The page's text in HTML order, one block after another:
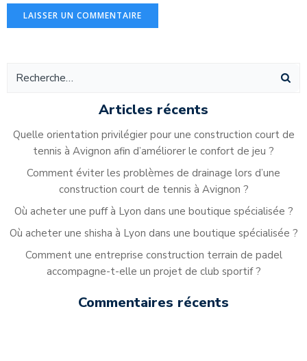
Articles récents
Quelle orientation privilégier pour une construction court de
tennis à Avignon afin d’améliorer le confort de jeu ?
Comment éviter les problèmes de drainage lors d’une
construction court de tennis à Avignon ?
Où acheter une puff à Lyon dans une boutique spécialisée ?
Où acheter une shisha à Lyon dans une boutique spécialisée ?
Comment une entreprise construction terrain de padel
accompagne-t-elle un projet de club sportif ?
Commentaires récents